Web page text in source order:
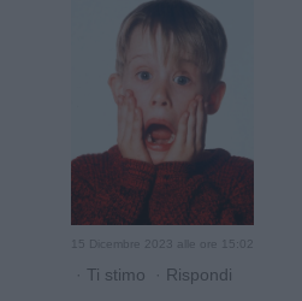
15 Dicembre 2023 alle ore 15:02
· Ti stimo · Rispondi